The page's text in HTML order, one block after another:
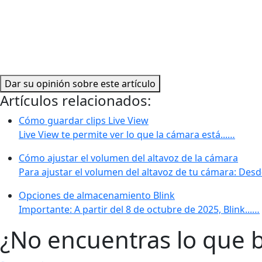
Dar su opinión sobre este artículo
Artículos relacionados:
Cómo guardar clips Live View
Live View te permite ver lo que la cámara está...…
Cómo ajustar el volumen del altavoz de la cámara
Para ajustar el volumen del altavoz de tu cámara:
Opciones de almacenamiento Blink
Importante: A partir del 8 de octubre de 2025, Blink...…
¿No encuentras lo que